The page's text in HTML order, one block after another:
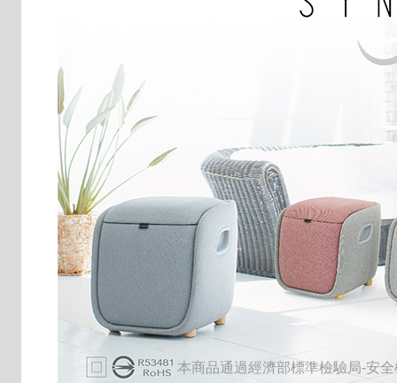
本商品通過經濟部標準檢驗局-安